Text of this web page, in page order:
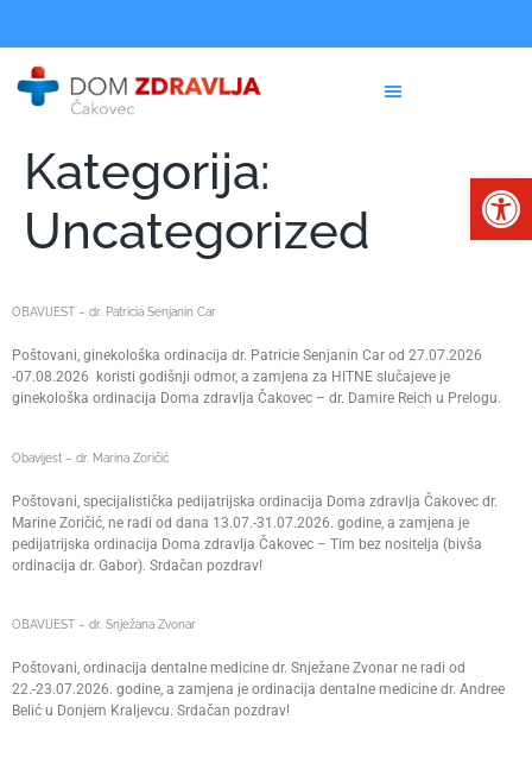
Kategorija:
Uncategorized
OBAVIJEST – dr. Patricia Senjanin Car
Poštovani, ginekološka ordinacija dr. Patricie Senjanin Car od 27.07.2026
-07.08.2026 koristi godišnji odmor, a zamjena za HITNE slučajeve je
ginekološka ordinacija Doma zdravlja Čakovec – dr. Damire Reich u Prelogu.
Obavijest – dr. Marina Zoričić
Poštovani, specijalistička pedijatrijska ordinacija Doma zdravlja Čakovec dr.
Marine Zoričić, ne radi od dana 13.07.-31.07.2026. godine, a zamjena je
pedijatrijska ordinacija Doma zdravlja Čakovec – Tim bez nositelja (bivša
ordinacija dr. Gabor). Srdačan pozdrav!
OBAVIJEST – dr. Snježana Zvonar
Poštovani, ordinacija dentalne medicine dr. Snježane Zvonar ne radi od
22.-23.07.2026. godine, a zamjena je ordinacija dentalne medicine dr. Andree
Belić u Donjem Kraljevcu. Srdačan pozdrav!